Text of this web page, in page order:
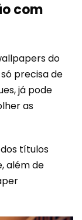
com
do
precisa de
já pode
as
títulos
além de